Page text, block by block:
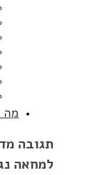
מה
תגובה
למחאה